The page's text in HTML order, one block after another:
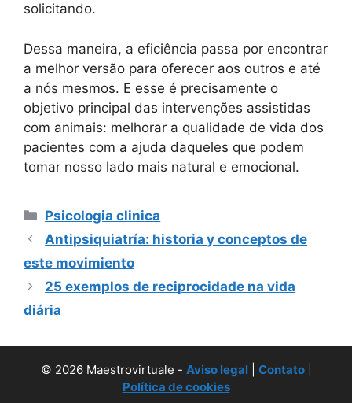
solicitando.
Dessa maneira, a eficiência passa por encontrar
a melhor versão para oferecer aos outros e até
a nós mesmos. E esse é precisamente o
objetivo principal das intervenções assistidas
com animais: melhorar a qualidade de vida dos
pacientes com a ajuda daqueles que podem
tomar nosso lado mais natural e emocional.
Categorias
Psicologia clinica
Antipsiquiatría: historia y conceptos de
este movimiento
25 exemplos de reciprocidade na vida
diária
© 2026 Maestrovirtuale - Aviso legal| Contato|
Política de cookies